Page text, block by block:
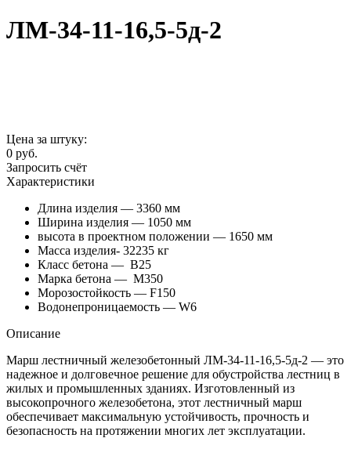
ЛМ-34-11-16,5-5д-2
Цена за штуку:
0 руб.
Запросить счёт
Характеристики
Длина изделия — 3360 мм
Ширина изделия — 1050 мм
высота в проектном положении — 1650 мм
Масса изделия- 32235 кг
Класс бетона — В25
Марка бетона — М350
Морозостойкость — F150
Водонепроницаемость — W6
Описание
Марш лестничный железобетонный ЛМ-34-11-16,5-5д-2 — это
надежное и долговечное решение для обустройства лестниц в
жилых и промышленных зданиях. Изготовленный из
высокопрочного железобетона, этот лестничный марш
обеспечивает максимальную устойчивость, прочность и
безопасность на протяжении многих лет эксплуатации.